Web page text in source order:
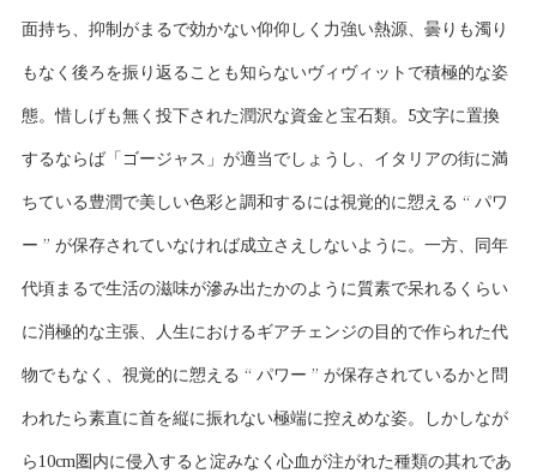
面持ち、抑制がまるで効かない仰仰しく力強い熱源、曇りも濁り
もなく後ろを振り返ることも知らないヴィヴィットで積極的な姿
態。惜しげも無く投下された潤沢な資金と宝石類。5文字に置換
するならば「ゴージャス」が適当でしょうし、イタリアの街に満
ちている豊潤で美しい色彩と調和するには視覚的に愬える “ パワ
ー ” が保存されていなければ成立さえしないように。一方、同年
代頃まるで生活の滋味が滲み出たかのように質素で呆れるくらい
に消極的な主張、人生におけるギアチェンジの目的で作られた代
物でもなく、視覚的に愬える “ パワー ” が保存されているかと問
われたら素直に首を縦に振れない極端に控えめな姿。しかしなが
ら10cm圏内に侵入すると淀みなく心血が注がれた種類の其れであ